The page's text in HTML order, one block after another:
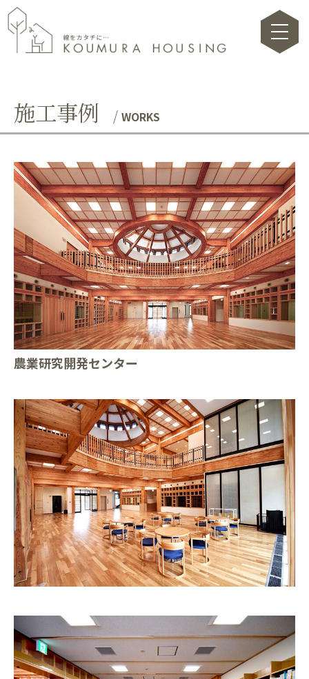
toggle
施工事例 WORKS
農業研究開発センター